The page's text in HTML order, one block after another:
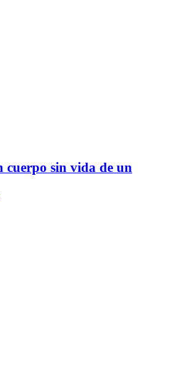
cuerpo sin vida de un